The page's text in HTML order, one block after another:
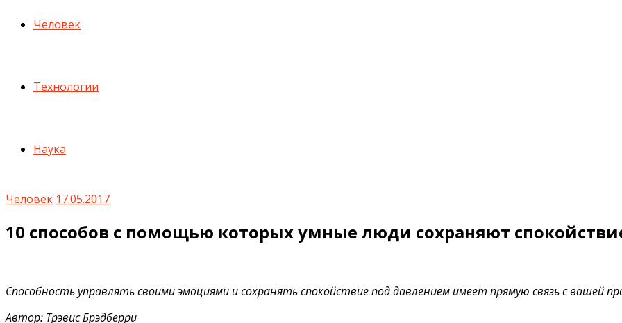
Человек
Технологии
Наука
Человек 17.05.2017
10 способов с помощью которых умные люди сохраняют
Способность управлять своими эмоциями и сохранять спокойствие под давлением имеет прямую связь с вашей
Автор: Трэвис Брэдберри